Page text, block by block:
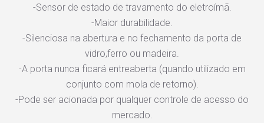
-Sensor de estado de travamento do eletroímã.
-Maior durabilidade.
-Silenciosa na abertura e no fechamento da porta de
vidro,ferro ou madeira.
-A porta nunca ficará entreaberta (quando utilizado em
conjunto com mola de retorno).
-Pode ser acionada por qualquer controle de acesso do
mercado.